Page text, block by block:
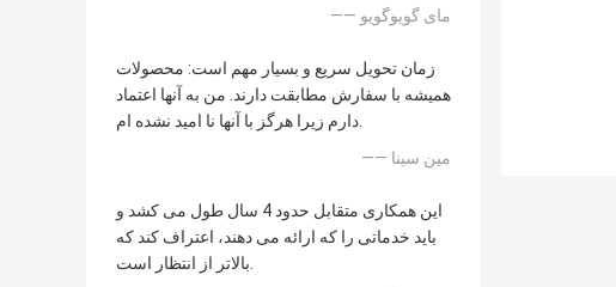
—— مای گویوگویو
زمان تحویل سریع و بسیار مهم است: محصولات
همیشه با سفارش مطابقت دارند. من به آنها اعتماد
دارم زیرا هرگز با آنها نا امید نشده ام.
—— مین سینا
این همکاری متقابل حدود 4 سال طول می کشد و
باید خدماتی را که ارائه می دهند، اعتراف کند که
بالاتر از انتظار است.